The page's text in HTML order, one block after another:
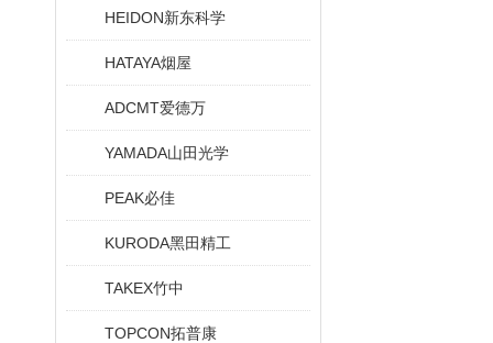
HEIDON新东科学
HATAYA烟屋
ADCMT爱德万
YAMADA山田光学
PEAK必佳
KURODA黑田精工
TAKEX竹中
TOPCON拓普康